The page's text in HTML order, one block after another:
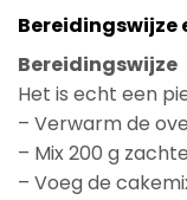
Bereidingswijze
Bereidingswijze
Het is echt een
– Verwarm de
– Mix 200 g
– Voeg de